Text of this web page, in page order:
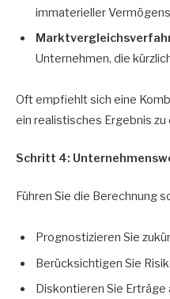
immaterieller
Unternehmen, die
Oft empfiehlt sich eine
ein realistisches Ergebnis zu
Schritt 4:
Führen Sie die Berechnung
Prognostizieren Sie
Berücksichtigen Sie
Diskontieren Sie